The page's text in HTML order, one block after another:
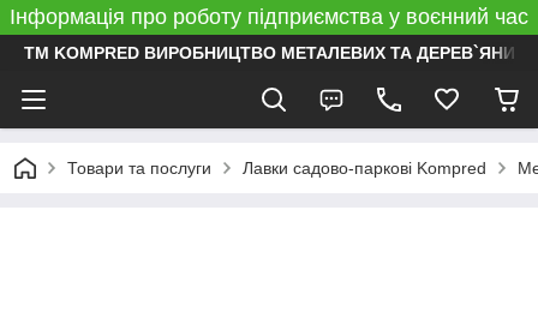
Інформація про роботу підприємства у воєнний час
ТМ KOMPRED ВИРОБНИЦТВО МЕТАЛЕВИХ ТА ДЕРЕВ`ЯНИХ
Товари та послуги Лавки садово-паркові Kompred